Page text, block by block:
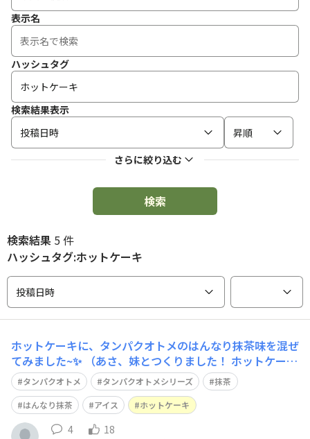
表示名
ハッシュタグ
検索結果表示
投稿日時
昇順
さらに絞り込む
検索
検索結果 5 件
ハッシュタグ:ホットケーキ
投稿日時
ホットケーキに、タンパクオトメのはんなり抹茶味を混ぜ
てみました~✨ （あさ、妹とつくりました！ ホットケーキ
の液に、スプーンで3～4杯くらいいれたかな？もうすこ
し、入れた方が美味しかったかも、！！加減が難しかった
です、。 ということで、食べる時に追いはんなり抹茶を
して、抹茶のアイスを乗せて食べました
タンパクオトメ タンパクオトメシリーズ
抹茶
はんなり抹茶
アイス ホットケーキ
4 18